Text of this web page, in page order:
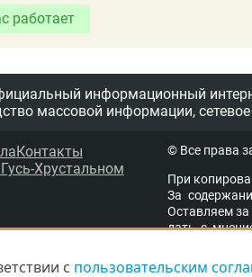
работает
информационный
массовой информации,
Контакты
Хрустальном
© Все права
При
За
Остав­ля­ем
дать с
ще­ны
с пользовательским
с пользовательским